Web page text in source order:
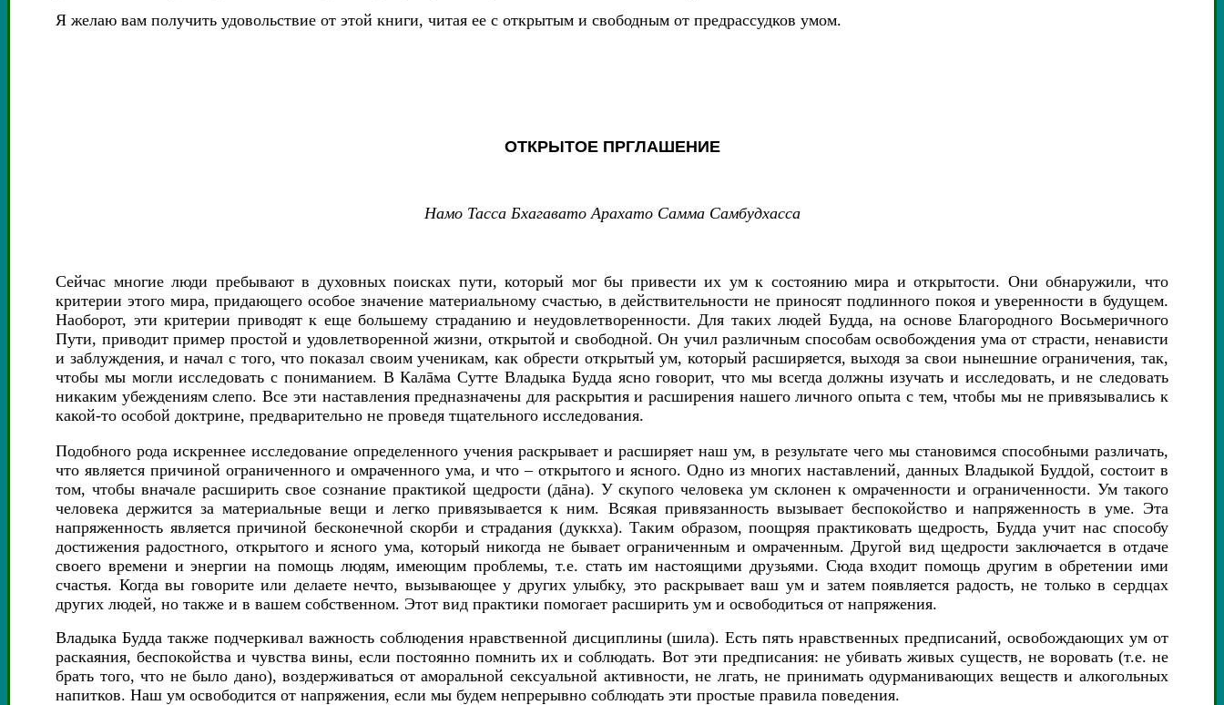
Я желаю вам получить удовольствие от этой книги, читая ее с открытым и свободным от предрассудков умом.
ОТКРЫТОЕ ПРГЛАШЕНИЕ
Намо Тасса Бхагавато Арахато Самма Самбудхасса
Сейчас многие люди пребывают в духовных поисках пути, который мог бы привести их ум к состоянию мира и открытости. Они обнаружили, что
критерии этого мира, придающего особое значение материальному счастью, в действительности не приносят подлинного покоя и уверенности в будущем.
Наоборот, эти критерии приводят к еще большему страданию и неудовлетворенности. Для таких людей Будда, на основе Благородного Восьмеричного
Пути, приводит пример простой и удовлетворенной жизни, открытой и свободной. Он учил различным способам освобождения ума от страсти, ненависти
и заблуждения, и начал с того, что показал своим ученикам, как обрести открытый ум, который расширяется, выходя за свои нынешние ограничения, так,
чтобы мы могли исследовать с пониманием. В Калāма Сутте Владыка Будда ясно говорит, что мы всегда должны изучать и исследовать, и не следовать
никаким убеждениям слепо. Все эти наставления предназначены для раскрытия и расширения нашего личного опыта с тем, чтобы мы не привязывались к
какой-то особой доктрине, предварительно не проведя тщательного исследования.
Подобного рода искреннее исследование определенного учения раскрывает и расширяет наш ум, в результате чего мы становимся способными различать,
что является причиной ограниченного и омраченного ума, и что – открытого и ясного. Одно из многих наставлений, данных Владыкой Буддой, состоит в
том, чтобы вначале расширить свое сознание практикой щедрости (дāна). У скупого человека ум склонен к омраченности и ограниченности. Ум такого
человека держится за материальные вещи и легко привязывается к ним. Всякая привязанность вызывает беспокойство и напряженность в уме. Эта
напряженность является причиной бесконечной скорби и страдания (дуккха). Таким образом, поощряя практиковать щедрость, Будда учит нас способу
достижения радостного, открытого и ясного ума, который никогда не бывает ограниченным и омраченным. Другой вид щедрости заключается в отдаче
своего времени и энергии на помощь людям, имеющим проблемы, т.е. стать им настоящими друзьями. Сюда входит помощь другим в обретении ими
счастья. Когда вы говорите или делаете нечто, вызывающее у других улыбку, это раскрывает ваш ум и затем появляется радость, не только в сердцах
других людей, но также и в вашем собственном. Этот вид практики помогает расширить ум и освободиться от напряжения.
Владыка Будда также подчеркивал важность соблюдения нравственной дисциплины (шила). Есть пять нравственных предписаний, освобождающих ум от
раскаяния, беспокойства и чувства вины, если постоянно помнить их и соблюдать. Вот эти предписания: не убивать живых существ, не воровать (т.е. не
брать того, что не было дано), воздерживаться от аморальной сексуальной активности, не лгать, не принимать одурманивающих веществ и алкогольных
напитков. Наш ум освободится от напряжения, если мы будем непрерывно соблюдать эти простые правила поведения.